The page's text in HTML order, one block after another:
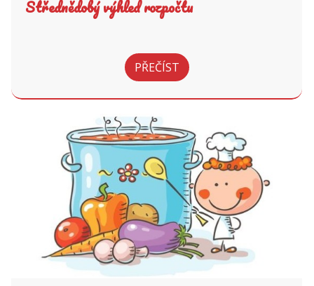
Střednědobý výhled rozpočtu
PŘEČÍST